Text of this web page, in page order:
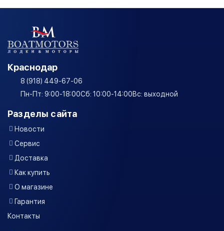
Краснодар
8 (918) 449-67-06
Пн-Пт: 9:00-18:00Сб: 10:00-14:00Вс: выходной
Разделы сайта
Новости
Сервис
Доставка
Как купить
О магазине
Гарантия
Контакты